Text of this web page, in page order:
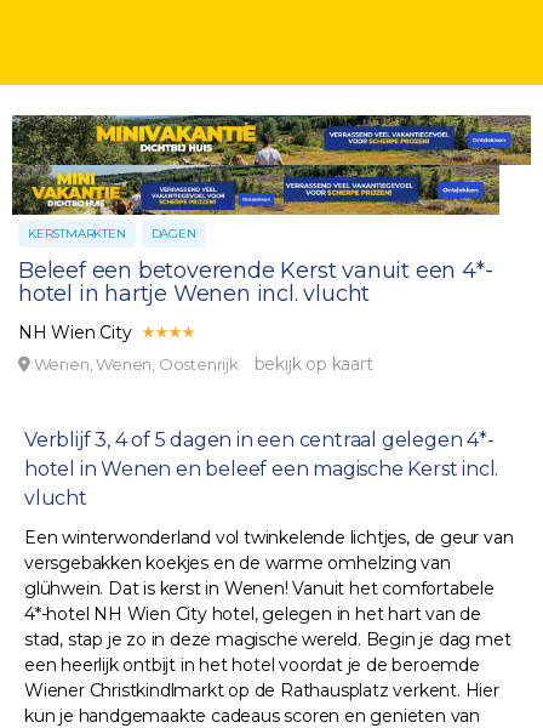
KERSTMARKTEN DAGEN
Beleef een betoverende Kerst vanuit een 4*-
hotel in hartje Wenen incl. vlucht
NH Wien City
Wenen, Wenen, Oostenrijk bekijk op kaart
Verblijf 3, 4 of 5 dagen in een centraal gelegen 4*-
hotel in Wenen en beleef een magische Kerst incl.
vlucht
Een winterwonderland vol twinkelende lichtjes, de geur van
versgebakken koekjes en de warme omhelzing van
glühwein. Dat is kerst in Wenen! Vanuit het comfortabele
4*-hotel NH Wien City hotel, gelegen in het hart van de
stad, stap je zo in deze magische wereld. Begin je dag met
een heerlijk ontbijt in het hotel voordat je de beroemde
Wiener Christkindlmarkt op de Rathausplatz verkent. Hier
kun je handgemaakte cadeaus scoren en genieten van